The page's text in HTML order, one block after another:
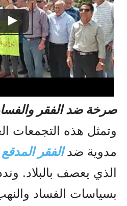
صرخة ضد الفقر
وتمثل هذه التجمعات
مدوية ضدالفقر المدقع
الذي يعصف بالبلاد.
بسياسات الفساد